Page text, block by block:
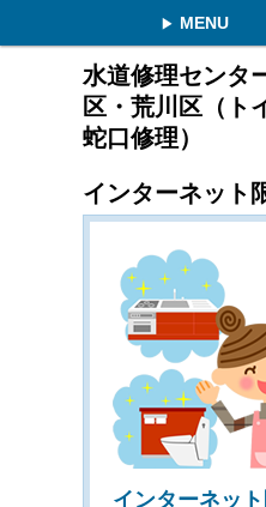
MENU
水道修理センタ
区・荒川区（ト
蛇口修理）
インターネット
インターネッ